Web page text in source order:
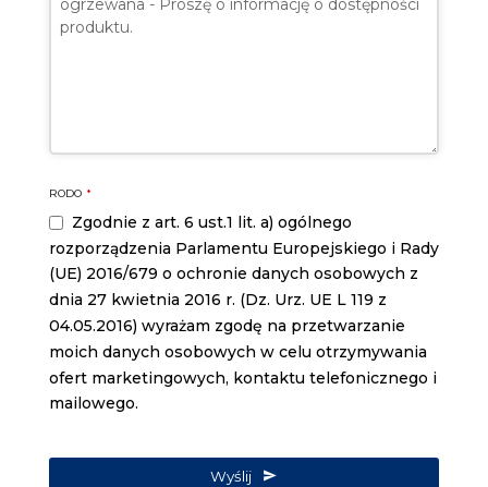
RODO *
Zgodnie z art. 6 ust.1 lit. a) ogólnego
rozporządzenia Parlamentu Europejskiego i Rady
(UE) 2016/679 o ochronie danych osobowych z
dnia 27 kwietnia 2016 r. (Dz. Urz. UE L 119 z
04.05.2016) wyrażam zgodę na przetwarzanie
moich danych osobowych w celu otrzymywania
ofert marketingowych, kontaktu telefonicznego i
mailowego.
Wyślij